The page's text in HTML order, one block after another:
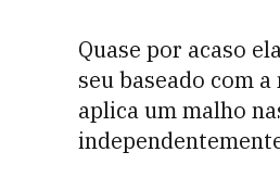
Quase por acaso
seu baseado com
aplica um malho